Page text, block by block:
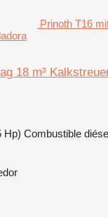
Prinoth T16
18 m³
Hp) Combustible